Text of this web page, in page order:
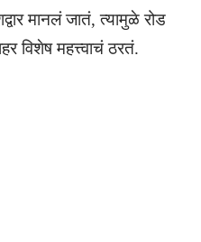
मानलं जातं, त्यामुळे रोड
विशेष महत्त्वाचं ठरतं.